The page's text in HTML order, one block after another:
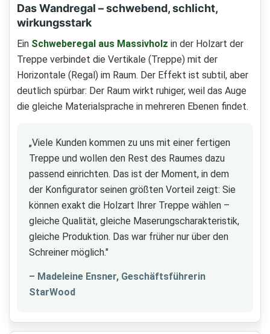
Das Wandregal – schwebend, schlicht,
wirkungsstark
Ein Schweberegal aus Massivholz in der Holzart der
Treppe verbindet die Vertikale (Treppe) mit der
Horizontale (Regal) im Raum. Der Effekt ist subtil, aber
deutlich spürbar: Der Raum wirkt ruhiger, weil das Auge
die gleiche Materialsprache in mehreren Ebenen findet.
„Viele Kunden kommen zu uns mit einer fertigen
Treppe und wollen den Rest des Raumes dazu
passend einrichten. Das ist der Moment, in dem
der Konfigurator seinen größten Vorteil zeigt: Sie
können exakt die Holzart Ihrer Treppe wählen –
gleiche Qualität, gleiche Maserungscharakteristik,
gleiche Produktion. Das war früher nur über den
Schreiner möglich."
– Madeleine Ensner, Geschäftsführerin
StarWood